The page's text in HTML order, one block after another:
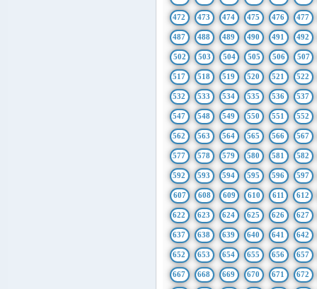
472 473 474 475 476 477
487 488 489 490 491 492
502 503 504 505 506 507
517 518 519 520 521 522
532 533 534 535 536 537
547 548 549 550 551 552
562 563 564 565 566 567
577 578 579 580 581 582
592 593 594 595 596 597
607 608 609 610 611 612
622 623 624 625 626 627
637 638 639 640 641 642
652 653 654 655 656 657
667 668 669 670 671 672